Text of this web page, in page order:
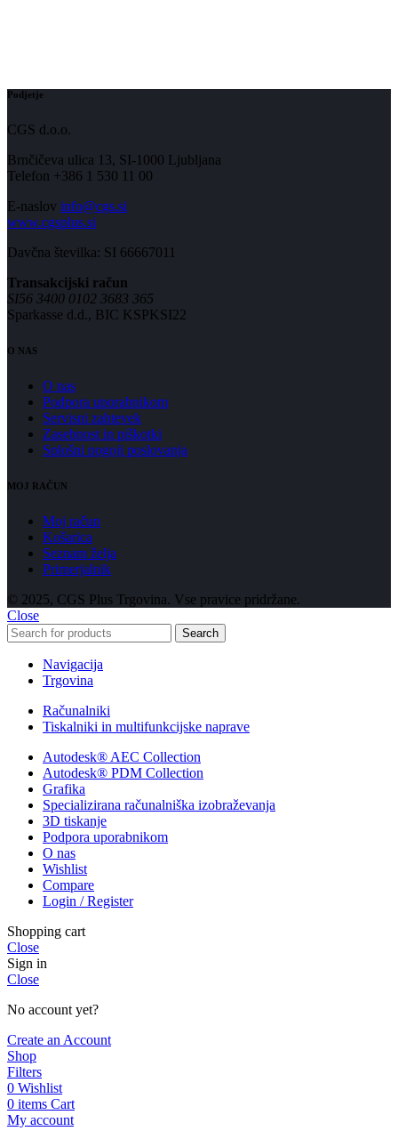
Podjetje
CGS d.o.o.
Brnčičeva ulica 13, SI-1000 Ljubljana
Telefon +386 1 530 11 00
E-naslov info@cgs.si
www.cgsplus.si
Davčna številka: SI 66667011
Transakcijski račun
SI56 3400 0102 3683 365
Sparkasse d.d., BIC KSPKSI22
O NAS
O nas
Podpora uporabnikom
Servisni zahtevek
Zasebnost in piškotki
Splošni pogoji poslovanja
MOJ RAČUN
Moj račun
Košarica
Seznam želja
Primerjalnik
© 2025, CGS Plus Trgovina. Vse pravice pridržane.
Close
Search
Navigacija
Trgovina
Računalniki
Tiskalniki in multifunkcijske naprave
Autodesk® AEC Collection
Autodesk® PDM Collection
Grafika
Specializirana računalniška izobraževanja
3D tiskanje
Podpora uporabnikom
O nas
Wishlist
Compare
Login / Register
Shopping cart
Close
Sign in
Close
No account yet?
Create an Account
Shop
Filters
0 Wishlist
0 items Cart
My account